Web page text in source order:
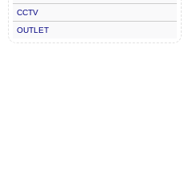
CCTV
OUTLET